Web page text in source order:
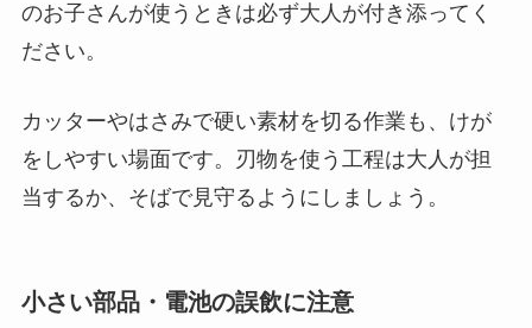
のお子さんが使うときは必ず大人が付き添ってく
ださい。
カッターやはさみで硬い素材を切る作業も、けが
をしやすい場面です。刃物を使う工程は大人が担
当するか、そばで見守るようにしましょう。
小さい部品・電池の誤飲に注意